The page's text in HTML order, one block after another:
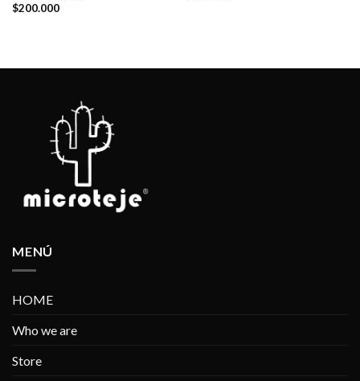
$200.000
MENÚ
HOME
Who we are
Store